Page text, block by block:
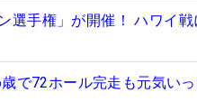
選手権」が開催！ ハワイ
で72ホール完走も元気い